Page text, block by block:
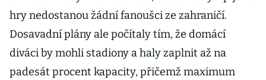
hry nedostanou žádní fanoušci ze zahraničí.
Dosavadní plány ale počítaly tím, že domácí
diváci by mohli stadiony a haly zaplnit až na
padesát procent kapacity, přičemž maximum